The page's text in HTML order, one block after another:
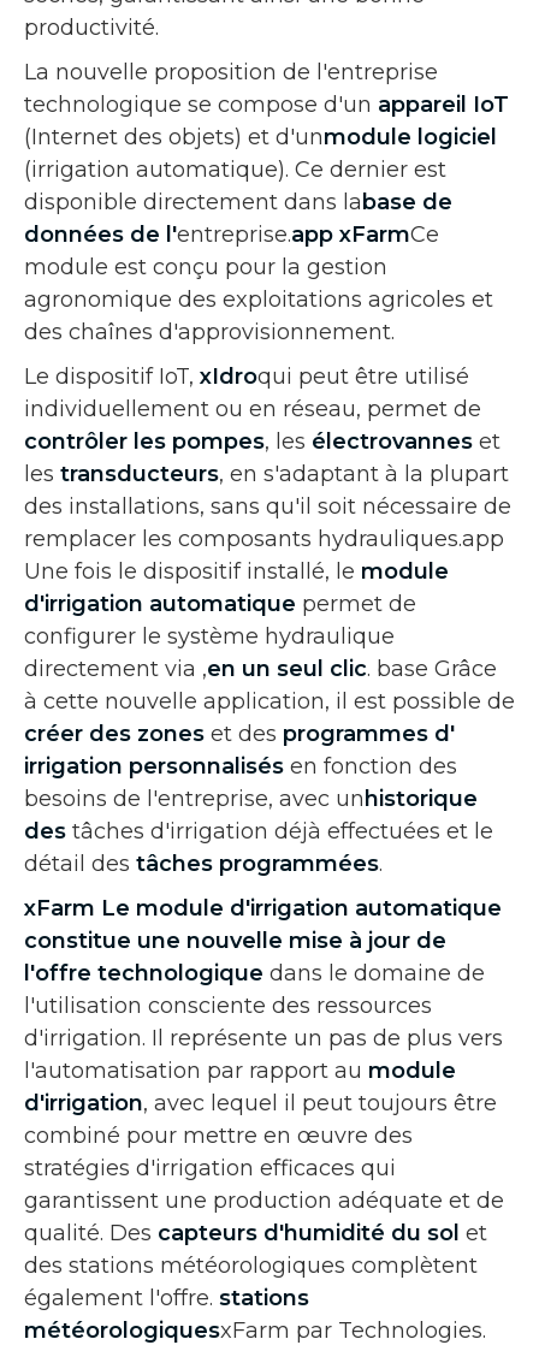
productivité.
La nouvelle proposition de l'entreprise
technologique se compose d'un appareil IoT
(Internet des objets) et d'unmodule logiciel
(irrigation automatique). Ce dernier est
disponible directement dans la base de
données de l'entreprise.app xFarmCe
module est conçu pour la gestion
agronomique des exploitations agricoles et
des chaînes d'approvisionnement.
Le dispositif IoT, xIdroqui peut être utilisé
individuellement ou en réseau, permet de
contrôler les pompes, les électrovannes et
les transducteurs, en s'adaptant à la plupart
des installations, sans qu'il soit nécessaire de
remplacer les composants hydrauliques.app
Une fois le dispositif installé, le module
d'irrigation automatique permet de
configurer le système hydraulique
directement via ,en un seul clic. base Grâce
à cette nouvelle application, il est possible de
créer des zones et des programmes d'
irrigation personnalisés en fonction des
besoins de l'entreprise, avec un historique
des tâches d'irrigation déjà effectuées et le
détail des tâches programmées.
xFarm Le module d'irrigation automatique
constitue une nouvelle mise à jour de
l'offre technologique dans le domaine de
l'utilisation consciente des ressources
d'irrigation. Il représente un pas de plus vers
l'automatisation par rapport au module
d'irrigation, avec lequel il peut toujours être
combiné pour mettre en œuvre des
stratégies d'irrigation efficaces qui
garantissent une production adéquate et de
qualité. Des capteurs d'humidité du sol et
des stations météorologiques complètent
également l'offre. stations
météorologiquesxFarm par Technologies.